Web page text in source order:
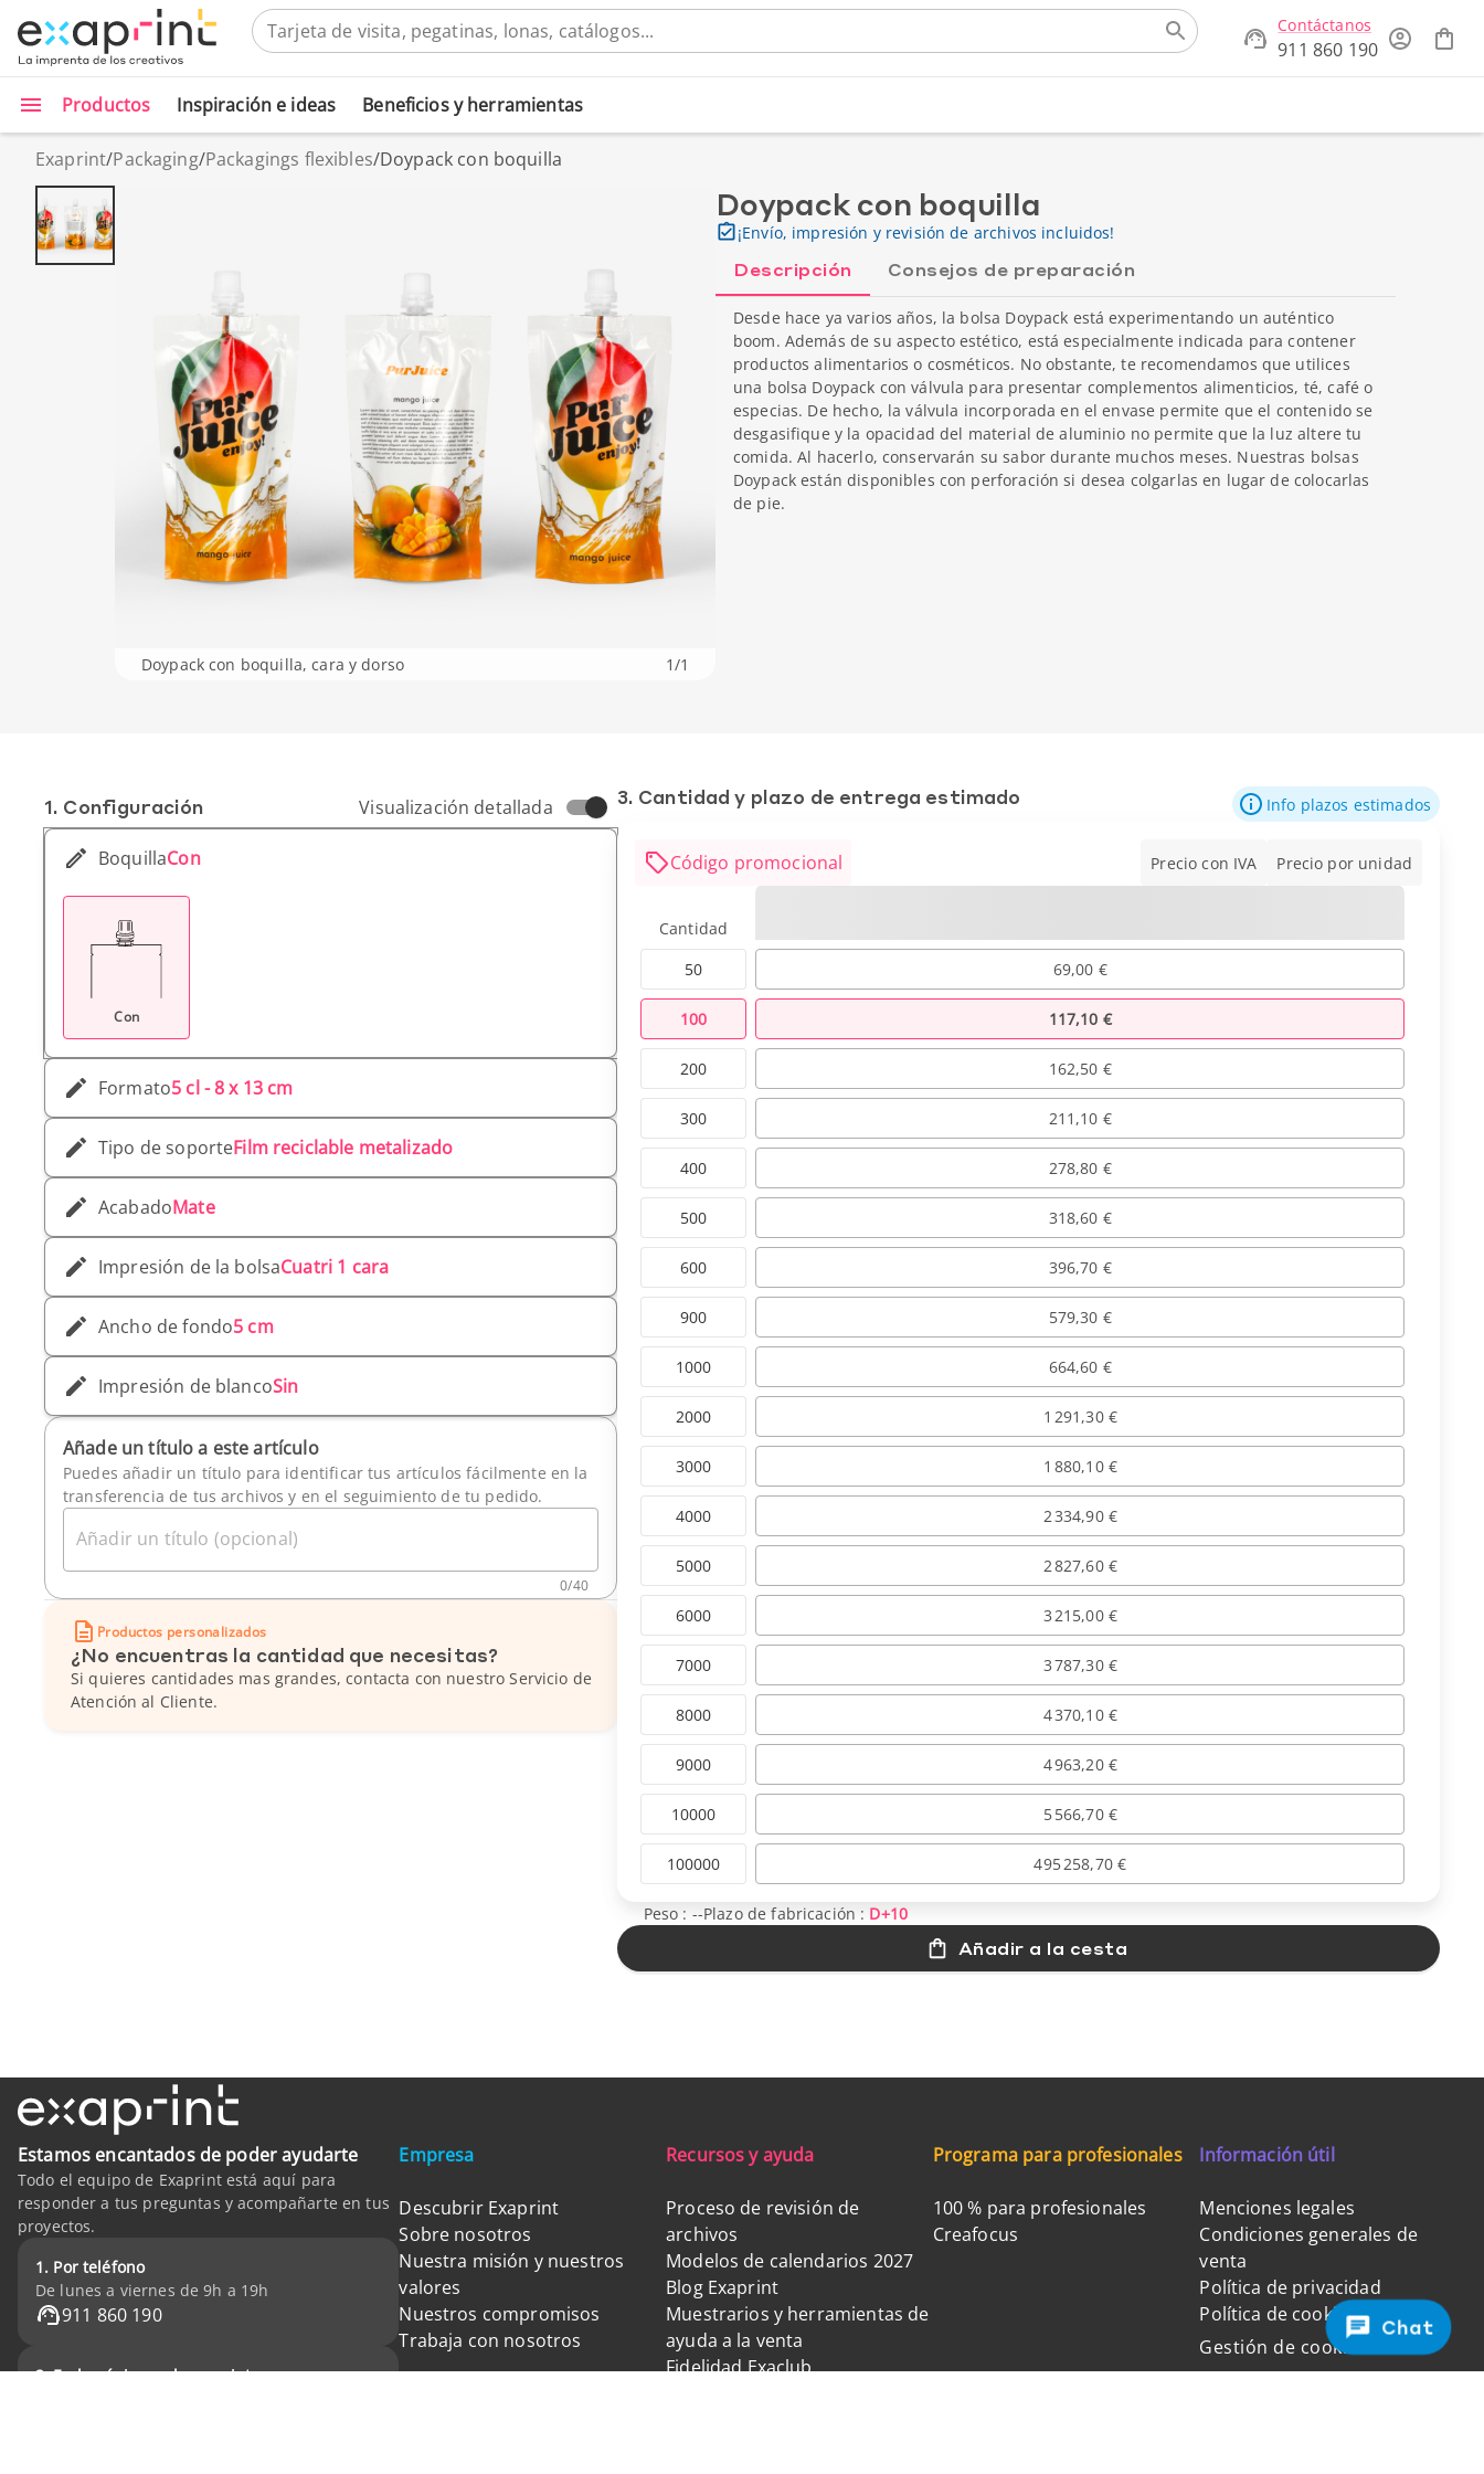
Contáctanos
911 860 190
Productos Inspiración e ideas Beneficios y herramientas
Exaprint/Packaging/Packagings flexibles/Doypack con boquilla
Doypack con boquilla, cara y dorso 1/1
Doypack con boquilla
¡Envío, impresión y revisión de archivos incluidos!
Descripción Consejos de preparación
Desde hace ya varios años, la bolsa Doypack está experimentando un auténtico
boom. Además de su aspecto estético, está especialmente indicada para contener
productos alimentarios o cosméticos. No obstante, te recomendamos que utilices
una bolsa Doypack con válvula para presentar complementos alimenticios, té, café o
especias. De hecho, la válvula incorporada en el envase permite que el contenido se
desgasifique y la opacidad del material de aluminio no permite que la luz altere tu
comida. Al hacerlo, conservarán su sabor durante muchos meses. Nuestras bolsas
Doypack están disponibles con perforación si desea colgarlas en lugar de colocarlas
de pie.
1. Conf­iguración Visualización detallada
BoquillaCon
Con
Formato 5 cl - 8 x 13 cm
Tipo de soporteFilm reciclable metalizado
AcabadoMate
Impresión de la bolsaCuatri 1 cara
Ancho de fondo5 cm
Impresión de blancoSin
Añade un título a este artículo
Puedes añadir un título para identificar tus artículos fácilmente en la
transferencia de tus archivos y en el seguimiento de tu pedido.
Añadir un título (opcional)
0/40
Productos personalizados
¿No encuentras la cantidad que necesitas?
Si quieres cantidades mas grandes, contacta con nuestro Servicio de
Atención al Cliente.
3. Cantidad y plazo de entrega estimado Info plazos estimados
Código promocional Precio con IVA Precio por unidad
Cantidad
50
100
200
300
400
500
600
900
1000
2000
3000
4000
5000
6000
7000
8000
9000
10000
100000
69,00 €
117,10 €
162,50 €
211,10 €
278,80 €
318,60 €
396,70 €
579,30 €
664,60 €
1 291,30 €
1 880,10 €
2 334,90 €
2 827,60 €
3 215,00 €
3 787,30 €
4 370,10 €
4 963,20 €
5 566,70 €
495 258,70 €
Peso : --Plazo de fabricación : D+10
Añadir a la cesta
Chat
Estamos encantados de poder ayudarte
Todo el equipo de Exaprint está aquí para
responder a tus preguntas y acompañarte en tus
proyectos.
1. Por teléfono
De lunes a viernes de 9h a 19h
911 860 190
2. En la página web exaprint.es
Empresa
Descubrir Exaprint
Sobre nosotros
Nuestra misión y nuestros
valores
Nuestros compromisos
Trabaja con nosotros
Recursos y ayuda
Proceso de revisión de
archivos
Modelos de calendarios 2027
Blog Exaprint
Muestrarios y herramientas de
ayuda a la venta
Fidelidad Exaclub
Programa para profesionales
100 % para profesionales
Creafocus
Información útil
Menciones legales
Condiciones generales de
venta
Política de privacidad
Política de cookies
Gestión de cookies